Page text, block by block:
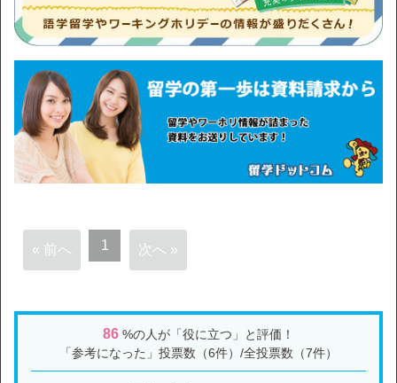
« 前へ 1 次へ »
86 %の人が「役に立つ」と評価！
「参考になった」投票数（6件）/全投票数（7件）